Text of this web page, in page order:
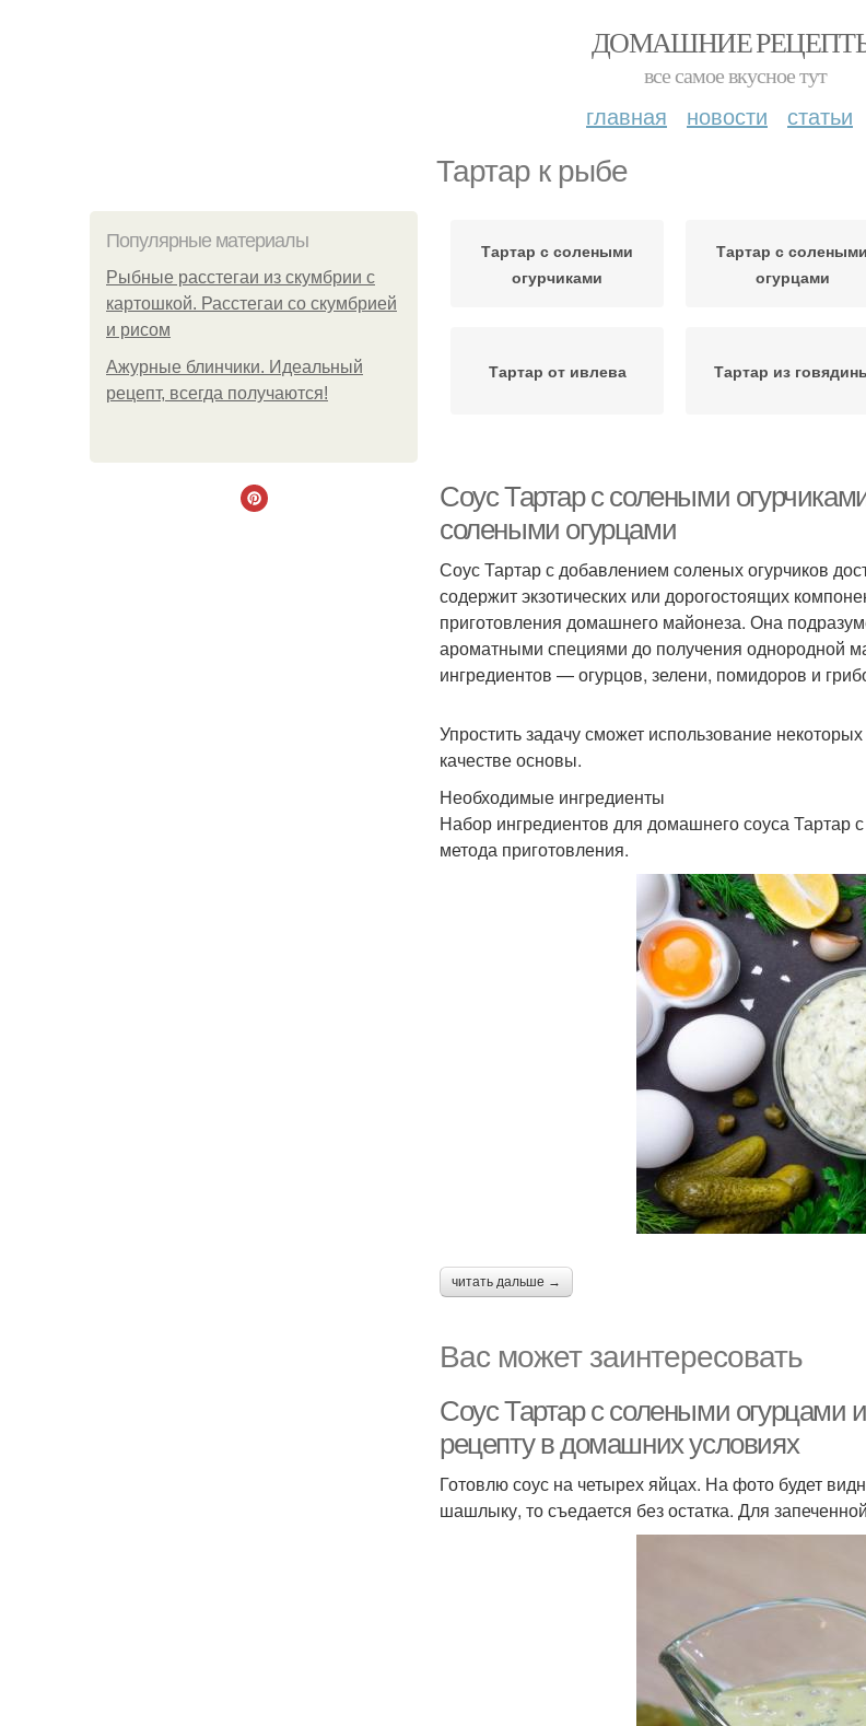
ДОМАШНИЕ
все самое вкусное тут
главная новости статьи
Тартар к рыбе
Популярные материалы
Рыбные расстегаи из скумбрии с
картошкой. Расстегаи со скумбрией
и рисом
Ажурные блинчики. Идеальный
рецепт, всегда получаются!
Тартар с солеными
огурчиками
Тартар с солеными
огурцами
Тартар от ивлева Тартар из
Соус Тартар с солеными
солеными огурцами
Соус Тартар с добавлением соленых огурчиков
содержит экзотических или дорогостоящих
приготовления домашнего майонеза. Она
ароматными специями до получения однородной
ингредиентов — огурцов, зелени, помидоров и
Упростить задачу сможет использование
качестве основы.
Необходимые ингредиенты
Набор ингредиентов для домашнего соуса Тартар
метода приготовления.
читать дальше →
Вас может заинтересовать
Соус Тартар с солеными огурцами
рецепту в домашних условиях
Готовлю соус на четырех яйцах. На фото будет
шашлыку, то съедается без остатка. Для